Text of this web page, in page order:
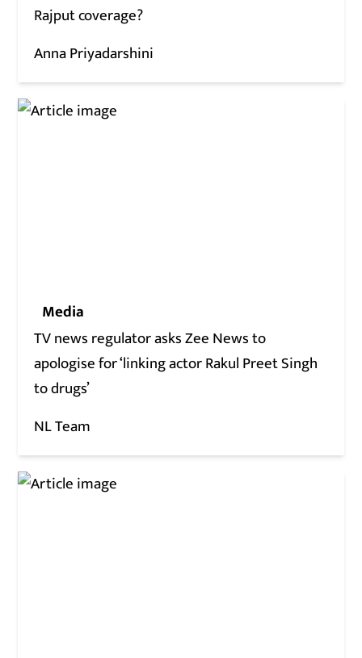
Rajput coverage?
Anna Priyadarshini
Media
TV news regulator asks Zee News to
apologise for ‘linking actor Rakul Preet Singh
to drugs’
NL Team